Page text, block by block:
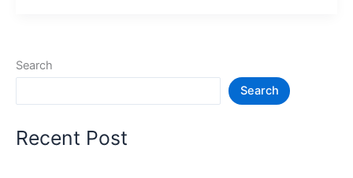
–
Search
Search
Recent Post